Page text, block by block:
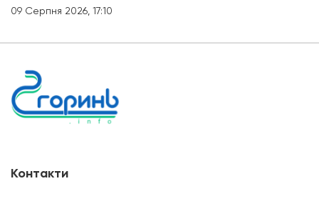
09 Серпня 2026, 17:10
Контакти